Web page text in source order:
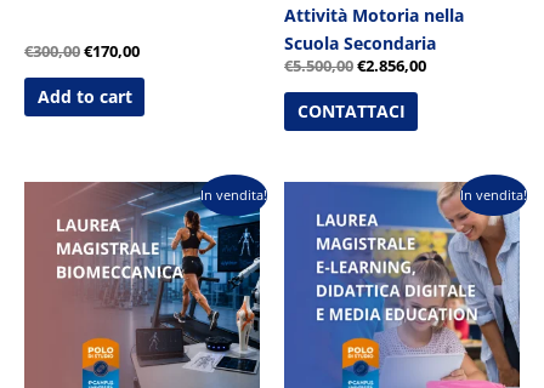
€300,00€170,00
Add to cart
Attività Motoria nella
Scuola Secondaria
€5.500,00€2.856,00
CONTATTACI
In vendita!
Il
prezzo
originale
era:
€5.500,00.
Il
prezzo
attuale
è:
€2.856,00.
In vendita!
Il
prezzo
originale
era:
€5.500,00.
Il
prezzo
attuale
è:
€2.856,00.